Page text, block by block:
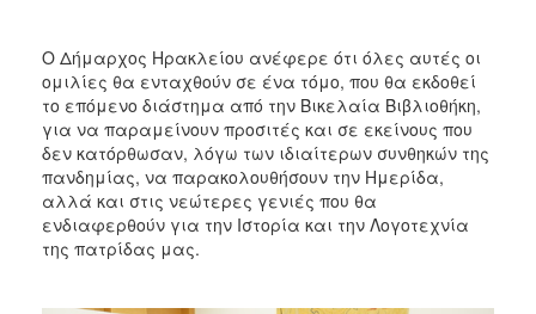
Ο Δήμαρχος Ηρακλείου ανέφερε ότι όλες αυτές οι
ομιλίες θα ενταχθούν σε ένα τόμο, που θα εκδοθεί
το επόμενο διάστημα από την Βικελαία Βιβλιοθήκη,
για να παραμείνουν προσιτές και σε εκείνους που
δεν κατόρθωσαν, λόγω των ιδιαίτερων συνθηκών της
πανδημίας, να παρακολουθήσουν την Ημερίδα,
αλλά και στις νεώτερες γενιές που θα
ενδιαφερθούν για την Ιστορία και την Λογοτεχνία
της πατρίδας μας.